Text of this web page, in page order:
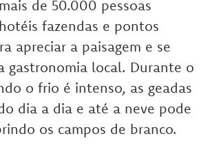
de 50.000 pessoas
fazendas e pontos
apreciar a paisagem e se
gastronomia local. Durante o
o frio é intenso, as geadas
dia a dia e até a neve pode
os campos de branco.